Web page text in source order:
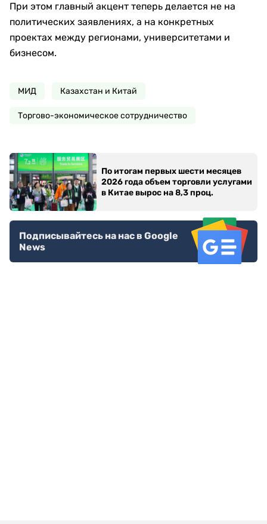
При этом главный акцент теперь делается не на
политических заявлениях, а на конкретных
проектах между регионами, университетами и
бизнесом.
МИД Казахстан и Китай
Торгово-экономическое сотрудничество
По итогам первых шести месяцев
2026 года объем торговли услугами
в Китае вырос на 8,3 проц.
Подписывайтесь на нас в Google
News